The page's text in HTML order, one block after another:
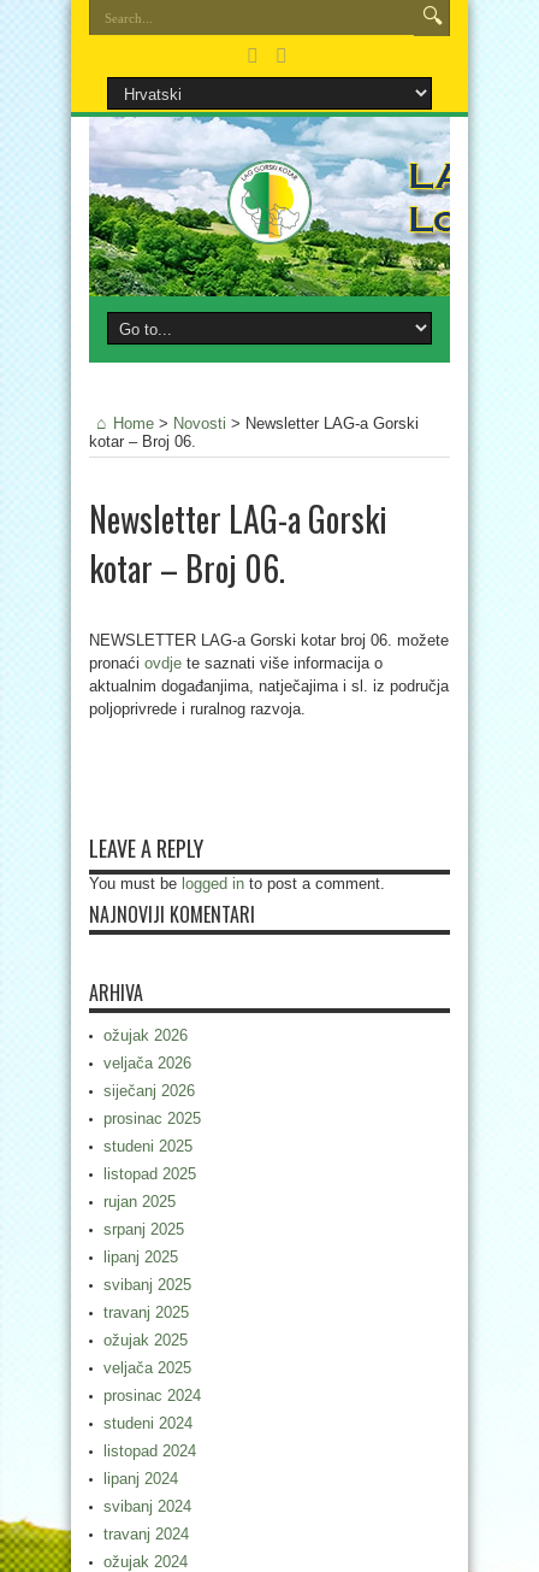
Home > Novosti > Newsletter LAG-a Gorski
kotar – Broj 06.
Newsletter LAG-a Gorski
kotar – Broj 06.
NEWSLETTER LAG-a Gorski kotar broj 06. možete
pronaći ovdje te saznati više informacija o
aktualnim događanjima, natječajima i sl. iz područja
poljoprivrede i ruralnog razvoja.
LEAVE A REPLY
You must be logged in to post a comment.
NAJNOVIJI KOMENTARI
ARHIVA
ožujak 2026
veljača 2026
siječanj 2026
prosinac 2025
studeni 2025
listopad 2025
rujan 2025
srpanj 2025
lipanj 2025
svibanj 2025
travanj 2025
ožujak 2025
veljača 2025
prosinac 2024
studeni 2024
listopad 2024
lipanj 2024
svibanj 2024
travanj 2024
ožujak 2024